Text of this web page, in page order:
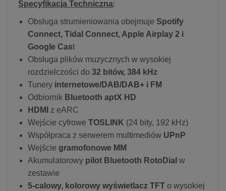
Specyfikacja Techniczna:
Obsługa strumieniowania obejmuje Spotify
Connect, Tidal Connect, Apple Airplay 2 i
Google Cast
Obsługa plików muzycznych w wysokiej
rozdzielczości do 32 bitów, 384 kHz
Tunery internetowe/DAB/DAB+ i FM
Odbiornik Bluetooth aptX HD
HDMI
z eARC
Wejście cyfrowe TOSLINK (24 bity, 192 kHz)
Współpraca z serwerem multimediów UPnP
Wejście gramofonowe MM
Akumulatorowy pilot Bluetooth RotoDial w
zestawie
5-calowy, kolorowy wyświetlacz TFT o wysokiej